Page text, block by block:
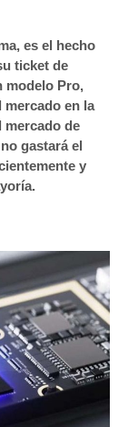
es el hecho
ticket de
modelo Pro,
mercado en la
mercado de
gastará el
y